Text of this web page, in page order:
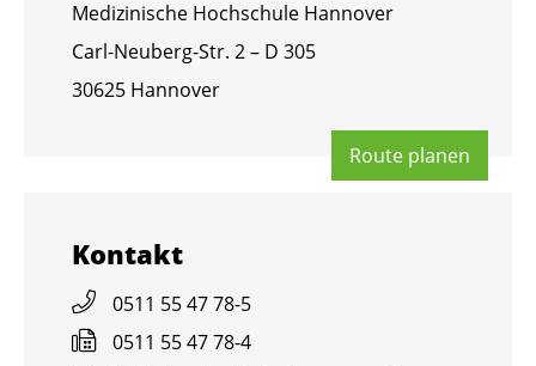
Me­di­zi­ni­sche Hoch­schu­le Han­no­ver
Carl-Neu­berg-Str. 2 – D 305
30625 Han­no­ver
Route pla­nen
Kon­takt
0511 55 47 78-5
0511 55 47 78-4